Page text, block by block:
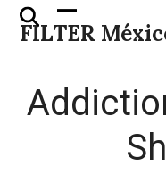
Skip
FILTER
Open
mobile
Close
mobile